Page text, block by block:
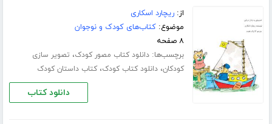
از:ریچارد اسکاری
موضوع:کتاب‌های کودک و نوجوان
۸ صفحه
برچسب‌ها:دانلود کتاب مصور کودک، تصویر سازی
کودکان،دانلود کتاب کودک،کتاب داستان کودک
دانلود کتاب